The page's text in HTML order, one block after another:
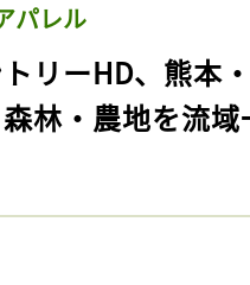
パレル
トリーHD、熊本
林・農地を流